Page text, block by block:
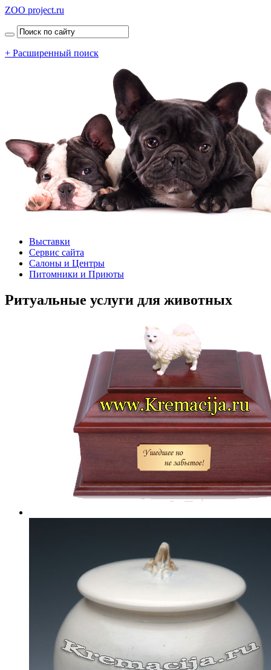
ZOO project.ru
+ Расширенный поиск
Выставки
Сервис сайта
Салоны и Центры
Питомники и Приюты
Ритуальные услуги для животных